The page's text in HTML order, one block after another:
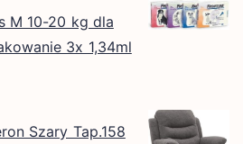
M 10-20 kg dla
3x 1,34ml
Szary Tap.158